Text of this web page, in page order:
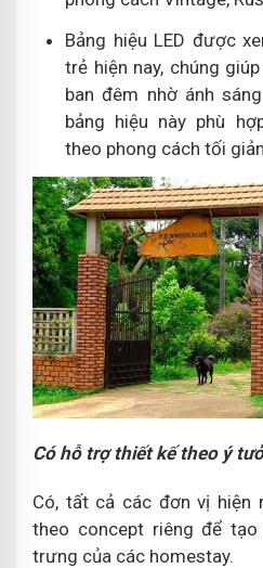
Bảng hiệu LED được
trẻ hiện nay, chúng
ban đêm nhờ ánh
bảng hiệu này phù
theo phong cách tối
Có hỗ trợ thiết kế theo ý
Có, tất cả các đơn vị hiện
theo concept riêng để
trưng của các homestay.